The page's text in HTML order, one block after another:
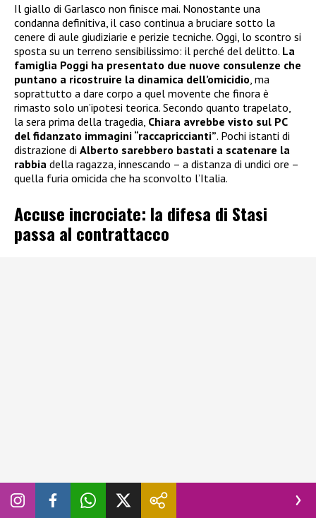
Il giallo di Garlasco non finisce mai. Nonostante una
condanna definitiva, il caso continua a bruciare sotto la
cenere di aule giudiziarie e perizie tecniche. Oggi, lo scontro si
sposta su un terreno sensibilissimo: il perché del delitto. La
famiglia Poggi ha presentato due nuove consulenze che
puntano a ricostruire la dinamica dell’omicidio , ma
soprattutto a dare corpo a quel movente che finora è
rimasto solo un’ipotesi teorica. Secondo quanto trapelato,
la sera prima della tragedia, Chiara avrebbe visto sul PC
del fidanzato immagini “raccapriccianti”. Pochi istanti di
distrazione di Alberto sarebbero bastati a scatenare la
rabbia della ragazza, innescando – a distanza di undici ore –
quella furia omicida che ha sconvolto l’Italia.
Accuse incrociate: la difesa di Stasi
passa al contrattacco